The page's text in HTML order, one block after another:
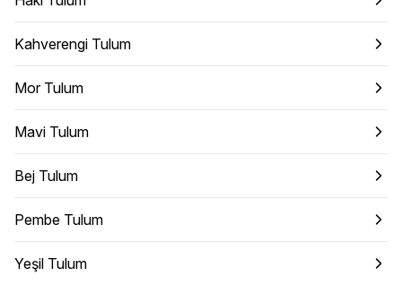
Kahverengi Tulum
Mor Tulum
Mavi Tulum
Bej Tulum
Pembe Tulum
Yeşil Tulum